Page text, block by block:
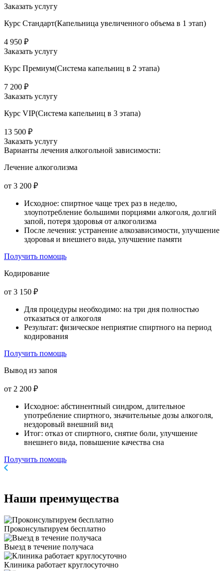
Заказать услугу
Курс Стандарт(Капельница увеличенного объема в 1 этап)
4 950 ₽
Заказать услугу
Курс Премиум(Система капельниц в 2 этапа)
7 200 ₽
Заказать услугу
Курс VIP(Система капельниц в 3 этапа)
13 500 ₽
Заказать услугу
Варианты лечения алкогольной зависимости:
Лечение алкоголизма
от 3 200 ₽
Исходное: спиртное чаще трех раз в неделю,
злоупотребление большими порциями алкоголя, долгий
запой, потеря здоровья от алкоголизма
После лечения: устранение алкозависимости, улучшение
здоровья и внешнего вида, улучшение памяти
Получить помощь
Кодирование
от 3 150 ₽
Для процедуры необходимо: на три дня полностью
отказаться от алкоголя
Результат: физическое неприятие спиртного на период
кодирования
Получить помощь
Вывод из запоя
от 2 200 ₽
Исходное: абстинентный синдром, длительное
употребление спиртного, значительные дозы алкоголя,
нездоровый внешний вид
Итог: отказ от спиртного, снятие боли, улучшение
внешнего вида, повышение качества сна
Получить помощь
Наши преимущества
Проконсультируем бесплатно
Выезд в течение получаса
Клиника работает круглосуточно